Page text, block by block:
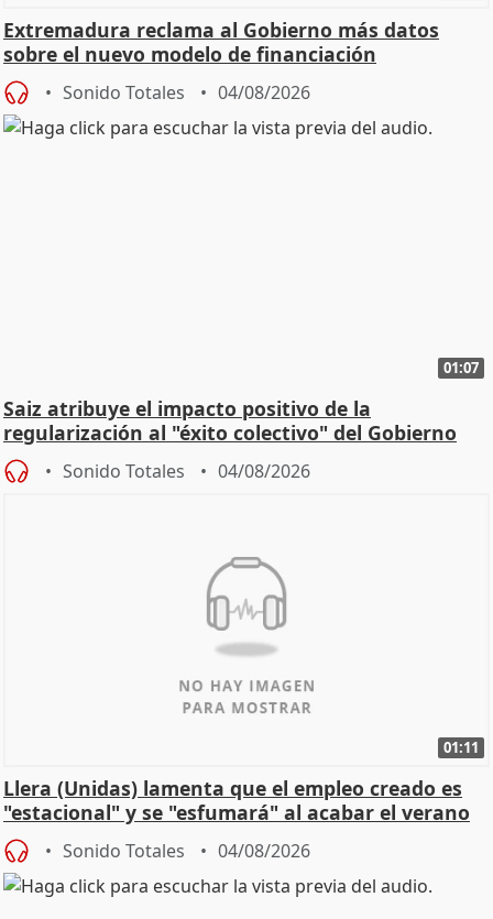
Extremadura reclama al Gobierno más datos
sobre el nuevo modelo de financiación
Sonido Totales 04/08/2026
01:07
Saiz atribuye el impacto positivo de la
regularización al "éxito colectivo" del Gobierno
Sonido Totales 04/08/2026
01:11
Llera (Unidas) lamenta que el empleo creado es
"estacional" y se "esfumará" al acabar el verano
Sonido Totales 04/08/2026